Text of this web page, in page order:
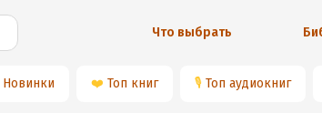
Что выбрать
Новинки ❤️ Топ книг 🎙 Топ аудиокниг